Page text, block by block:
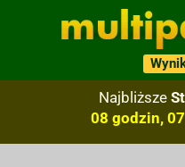
Najbliższe
08 godzin,